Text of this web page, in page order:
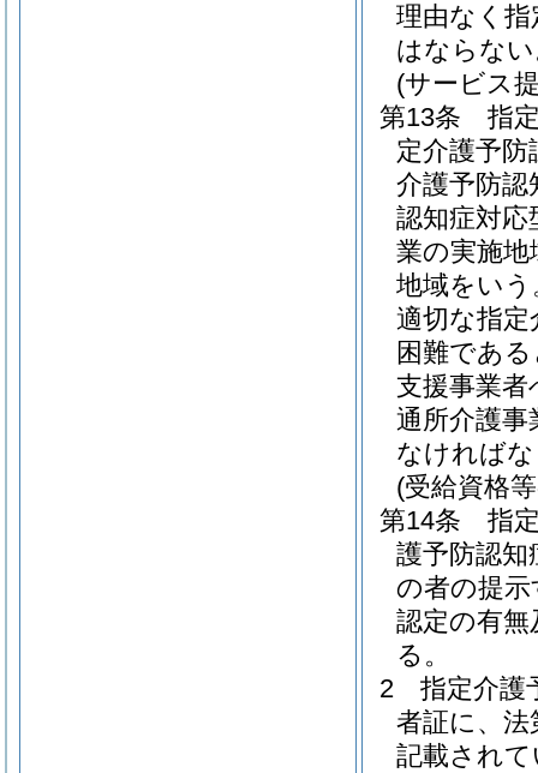
理由なく指
はならな
(サービス
第13条
指
定介護予防
介護予防認
認知症対応
業の実施地
地域をい
適切な指
困難であ
支援事業者
通所介護
なければ
(受給資格
第14条
指
護予防認
の者の提
認定の有
る。
2
指定介護
者証に、法
記載され